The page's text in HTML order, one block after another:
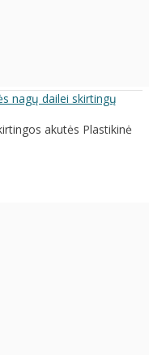
nagų dailei skirtingų
akutės Plastikinė